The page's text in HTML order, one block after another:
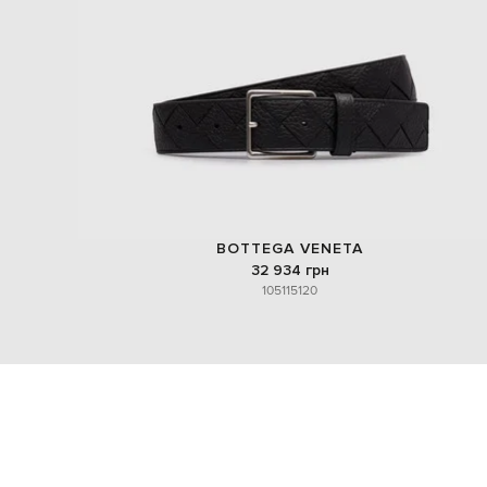
BOTTEGA VENETA
32 934 грн
105115120